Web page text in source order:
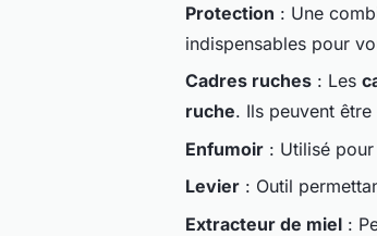
Protection : Une
indispensables pour
Cadres ruches : Les
ruche. Ils peuvent
Enfumoir : Utilisé
Levier : Outil
Extracteur de miel :